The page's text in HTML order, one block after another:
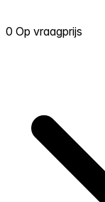
0 Op vraagprijs